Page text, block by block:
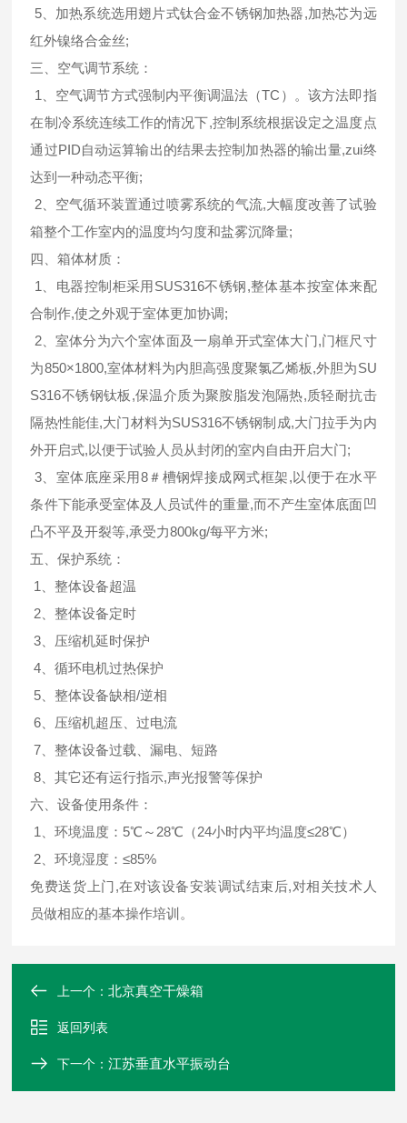
5、加热系统选用翅片式钛合金不锈钢加热器,加热芯为远
红外镍络合金丝;
三、空气调节系统：
1、空气调节方式强制内平衡调温法（TC）。该方法即指
在制冷系统连续工作的情况下,控制系统根据设定之温度点
通过PID自动运算输出的结果去控制加热器的输出量,zui终
达到一种动态平衡;
2、空气循环装置通过喷雾系统的气流,大幅度改善了试验
箱整个工作室内的温度均匀度和盐雾沉降量;
四、箱体材质：
1、电器控制柜采用SUS316不锈钢,整体基本按室体来配
合制作,使之外观于室体更加协调;
2、室体分为六个室体面及一扇单开式室体大门,门框尺寸
为850×1800,室体材料为内胆高强度聚氯乙烯板,外胆为SU
S316不锈钢钛板,保温介质为聚胺脂发泡隔热,质轻耐抗击
隔热性能佳,大门材料为SUS316不锈钢制成,大门拉手为内
外开启式,以便于试验人员从封闭的室内自由开启大门;
3、室体底座采用8＃槽钢焊接成网式框架,以便于在水平
条件下能承受室体及人员试件的重量,而不产生室体底面凹
凸不平及开裂等,承受力800kg/每平方米;
五、保护系统：
1、整体设备超温
2、整体设备定时
3、压缩机延时保护
4、循环电机过热保护
5、整体设备缺相/逆相
6、压缩机超压、过电流
7、整体设备过载、漏电、短路
8、其它还有运行指示,声光报警等保护
六、设备使用条件：
1、环境温度：5℃～28℃（24小时内平均温度≤28℃）
2、环境湿度：≤85%
免费送货上门,在对该设备安装调试结束后,对相关技术人
员做相应的基本操作培训。
上一个：北京真空干燥箱
返回列表
下一个：江苏垂直水平振动台